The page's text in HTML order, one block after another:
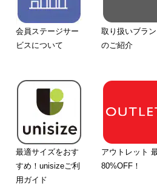
会員ステージサー
ビスについて
取り扱いブラ
のご紹介
最適サイズをおす
すめ！unisizeご利
用ガイド
アウトレット
80%OFF！